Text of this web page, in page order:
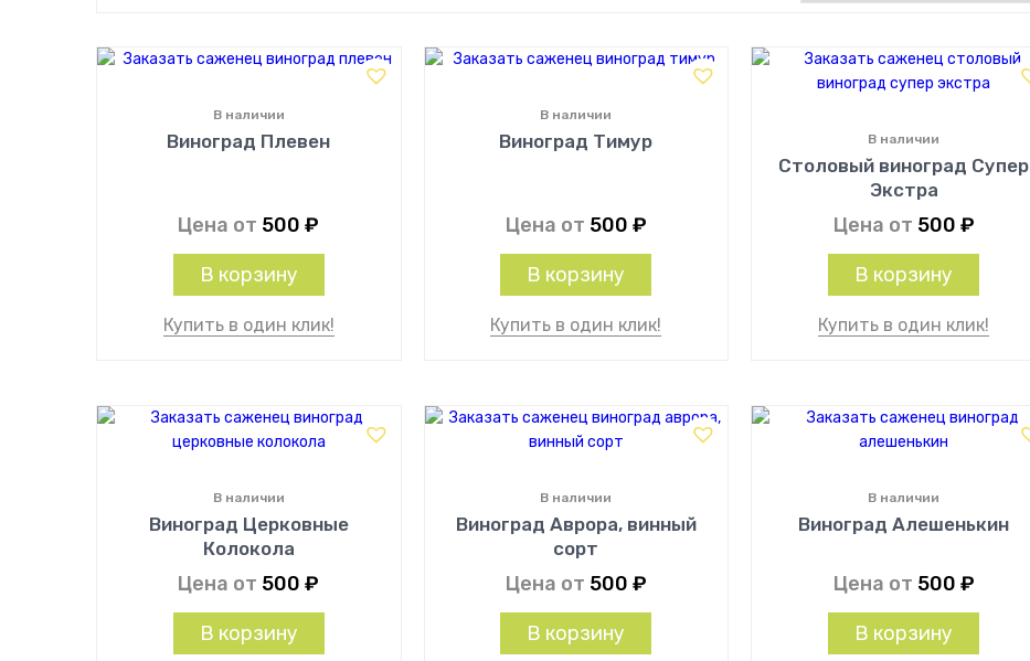
Виноград Плевен
В наличии
Цена от 500₽
В корзину
Купить в один клик!
Виноград Тимур
В наличии
Цена от 500 ₽
В корзину
Купить в один клик!
Столовый виноград Супер
Экстра
В наличии
Цена от 500 ₽
В корзину
Купить в один клик!
Виноград Церковные
Колокола
В наличии
Цена от 500₽
В корзину
Виноград Аврора, винный
сорт
В наличии
Цена от 500 ₽
В корзину
Виноград Алешенькин
В наличии
Цена от 500 ₽
В корзину